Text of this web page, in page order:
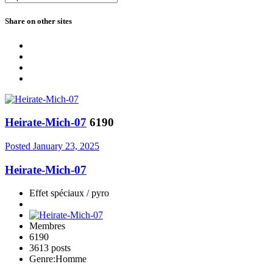
Share on other sites
Heirate-Mich-07 6190
Posted January 23, 2025
Heirate-Mich-07
Effet spéciaux / pyro
Membres
6190
3613 posts
Genre:Homme